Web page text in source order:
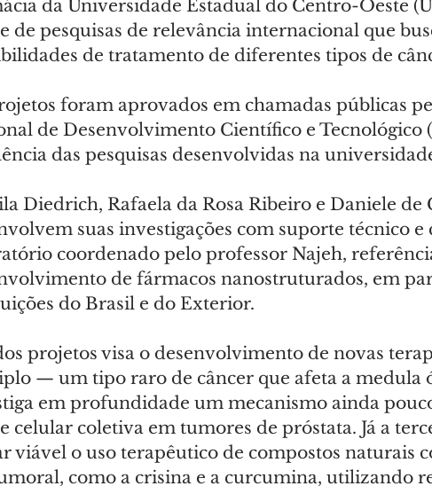
da Universidade Estadual do Centro-Oeste
de pesquisas de relevância internacional que
de tratamento de diferentes tipos de
foram aprovados em chamadas públicas
de Desenvolvimento Científico e Tecnológico
das pesquisas desenvolvidas na
Diedrich, Rafaela da Rosa Ribeiro e Daniele de
suas investigações com suporte técnico
coordenado pelo professor Najeh,
de fármacos nanostruturados, em
do Brasil e do Exterior.
projetos visa o desenvolvimento de novas
— um tipo raro de câncer que afeta a medula
em profundidade um mecanismo ainda
celular coletiva em tumores de próstata. Já a
viável o uso terapêutico de compostos naturais
como a crisina e a curcumina, utilizando